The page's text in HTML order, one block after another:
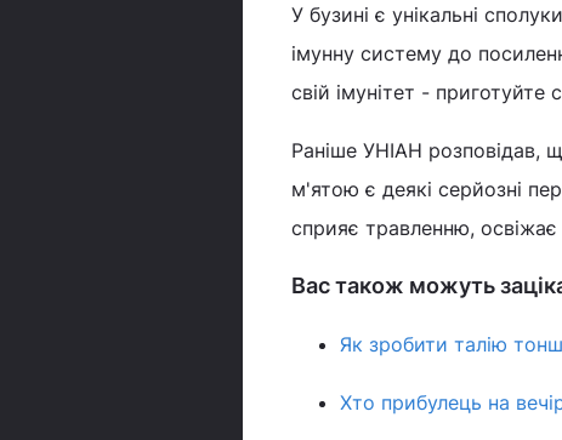
У бузині є унікальні
імунну систему до
свій імунітет -
Раніше УНІАН розповідав,
м'ятою є деякі серйозні
сприяє травленню,
Вас також можуть
Як зробити талію
Хто прибулець на